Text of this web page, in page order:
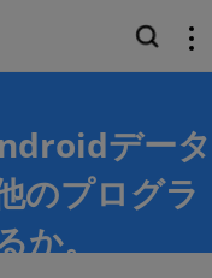
データ
のプログラ
か。